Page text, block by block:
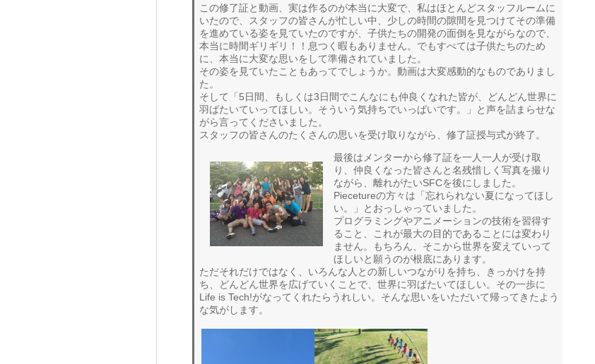
この修了証と動画、実は作るのが本当に大変で、私はほとんどスタッフルームに
いたので、スタッフの皆さんが忙しい中、少しの時間の隙間を見つけてその準備
を進めている姿を見ていたのですが、子供たちの開発の面倒を見ながらなので、
本当に時間ギリギリ！！息つく暇もありません。でもすべては子供たちのため
に、本当に大変な思いをして準備されていました。
その姿を見ていたこともあってでしょうか。動画は大変感動的なものでありまし
た。
そして「5日間、もしくは3日間でこんなにも仲良くなれた皆が、どんどん世界に
羽ばたいていってほしい。そういう気持ちでいっぱいです。」と声を詰まらせな
がら言ってくださいました。
スタッフの皆さんのたくさんの思いを受け取りながら、修了証授与式が終了。
最後はメンターから修了証を一人一人が受け取
り、仲良くなった皆さんと名残惜しく写真を撮り
ながら、離れがたいSFCを後にしました。
Piecetureの方々は「忘れられない夏になってほし
い。」とおっしゃっていました。
プログラミングやアニメーションの技術を習得す
ること、これが最大の目的であることには変わり
ません。もちろん、そこから世界を変えていって
ほしいと願うのが根底にあります。
ただそれだけではなく、いろんな人との新しいつながりを持ち、きっかけを持
ち、どんどん世界を広げていくことで、世界に羽ばたいてほしい。その一歩に
Life is Tech!がなってくれたらうれしい。そんな思いをいただいて帰ってきたよう
な気がします。